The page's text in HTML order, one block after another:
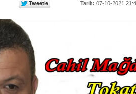
Tarih: 07-10-2021